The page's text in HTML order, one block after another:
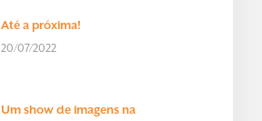
Até a próxima!
20/07/2022
Um show de imagens na